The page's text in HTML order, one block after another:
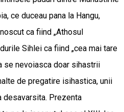
ce duceau pana la Hangu,
ca fiind „Athosul
Sihlei ca fiind „cea mai tare
se nevoiasca doar sihastrii
de pregatire isihastica, unii
desavarsita. Prezenta